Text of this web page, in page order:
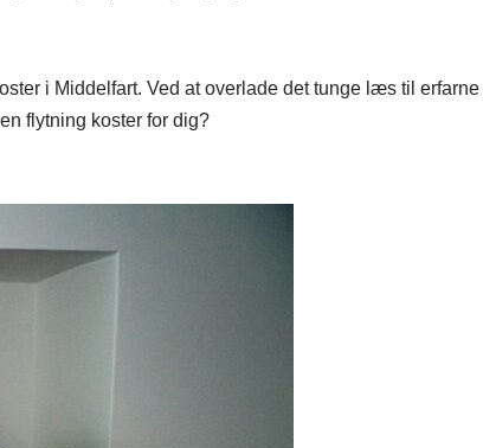
i Middelfart. Ved at overlade det tunge læs til erfarne
flytning koster for dig?